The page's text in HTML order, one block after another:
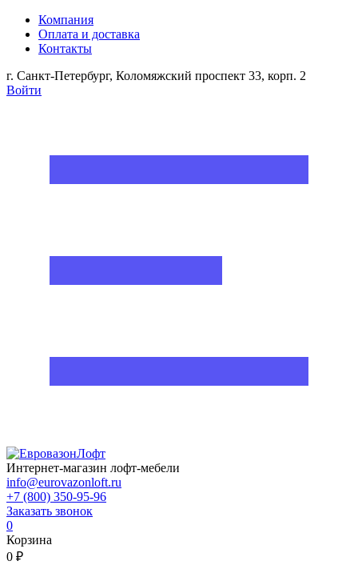
Компания
Оплата и доставка
Контакты
г. Санкт-Петербург, Коломяжский проспект 33, корп. 2
Войти
Интернет-магазин лофт-мебели
info@eurovazonloft.ru
+7 (800) 350-95-96
Заказать звонок
0
Корзина
0 ₽